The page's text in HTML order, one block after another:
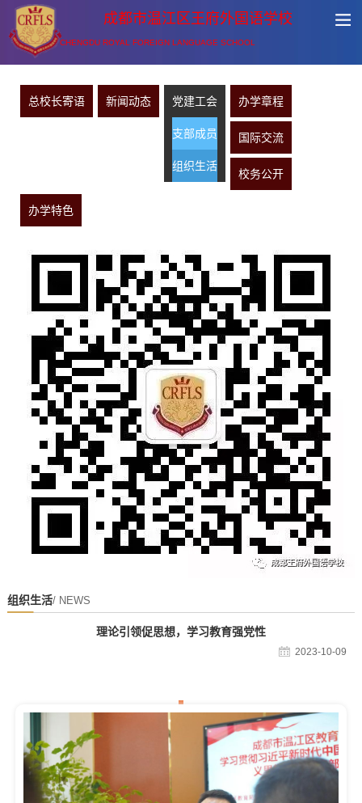
成都市温江区王府外国语学校
CHENGDU ROYAL FOREIGN LANGUAGE SCHOOL
总校长寄语 新闻动态 党建工会
支部成员
组织生活
办学章程
国际交流
校务公开
办学特色
组织生活/ NEWS
理论引领促思想，学习教育强党性
2023-10-09